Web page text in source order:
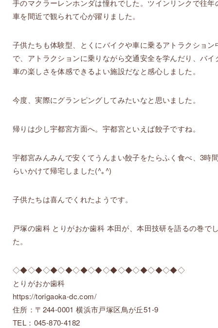
手のマクラーレンホンダは憧れでした。ツインリンクで往年
車を間近で観られて心が躍りました。
子供たちも体験型、とくにバイクや車に乗るアトラクション
で、アトラクションに乗りながら交通安全を学んだり、バイ
車の楽しさを体感できるよい施設だなと感心しました。
今度、実際にグランピングしてみたいなと思いました。
帰りは少し宇都宮方面へ。宇都宮といえば餃子ですね。
宇都宮みんみんで安くてうんまい餃子をたらふく食べ、3時
らいかけて帰宅しました(^｡^)
子供たちは喜んでくれたようです。
戸塚の歯科 とりがおか歯科 本田が、本田技研を語るの巻で
た。
◇◆◇◆◇◆◇◆◇◆◇◆◇◆◇◆◇◆◇◆◇◆◇
とりがおか歯科
https://torigaoka-dc.com/
住所：〒244-0001 横浜市戸塚区鳥が丘51-9
TEL：045-870-4182